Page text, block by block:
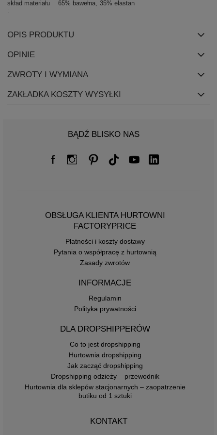
skład materiału 65% bawełna 35% elastan
OPIS PRODUKTU
OPINIE
ZWROTY I WYMIANA
ZAKŁADKA KOSZTY WYSYŁKI
BĄDŹ BLISKO NAS
OBSŁUGA KLIENTA HURTOWNI
FACTORYPRICE
Płatności i koszty dostawy
Pytania o współpracę z hurtownią
Zasady zwrotów
INFORMACJE
Regulamin
Polityka prywatności
DLA DROPSHIPPERÓW
Co to jest dropshipping
Hurtownia dropshipping
Jak zacząć dropshipping
Dropshipping odzieży – przewodnik
Hurtownia dla sklepów stacjonarnych – zaopatrzenie
butiku od 1 sztuki
KONTAKT